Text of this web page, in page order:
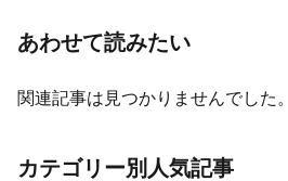
あわせて読みたい
関連記事は見つかりませんでした。
カテゴリー別人気記事